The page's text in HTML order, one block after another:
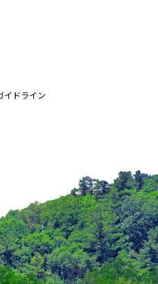
イドライン